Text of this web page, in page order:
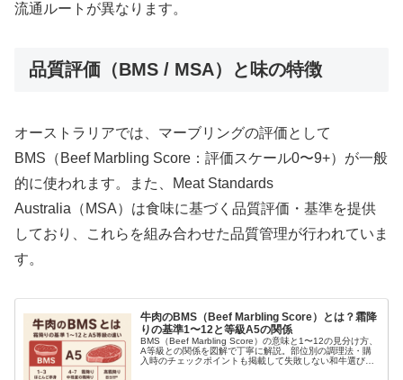
流通ルートが異なります。
品質評価（BMS / MSA）と味の特徴
オーストラリアでは、マーブリングの評価として
BMS（Beef Marbling Score：評価スケール0〜9+）が一般
的に使われます。また、Meat Standards
Australia（MSA）は食味に基づく品質評価・基準を提供
しており、これらを組み合わせた品質管理が行われていま
す。
牛肉のBMS（Beef Marbling Score）とは？霜降
りの基準1〜12と等級A5の関係
BMS（Beef Marbling Score）の意味と1〜12の見分け方、
A等級との関係を図解で丁寧に解説。部位別の調理法・購
入時のチェックポイントも掲載して失敗しない和牛選びを